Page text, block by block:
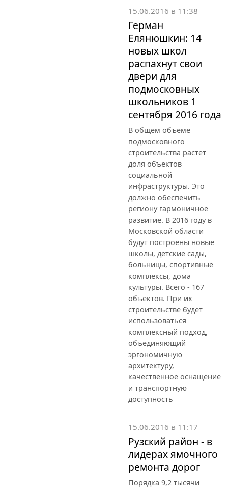
15.06.2016 в 11:38
Герман
Елянюшкин: 14
новых школ
распахнут свои
двери для
подмосковных
школьников 1
сентября 2016 года
В общем объеме
подмосковного
строительства растет
доля объектов
социальной
инфраструктуры. Это
должно обеспечить
региону гармоничное
развитие. В 2016 году в
Московской области
будут построены новые
школы, детские сады,
больницы, спортивные
комплексы, дома
культуры. Всего - 167
объектов. При их
строительстве будет
использоваться
комплексный подход,
объединяющий
эргономичную
архитектуру,
качественное оснащение
и транспортную
доступность
15.06.2016 в 11:17
Рузский район - в
лидерах ямочного
ремонта дорог
Порядка 9,2 тысячи